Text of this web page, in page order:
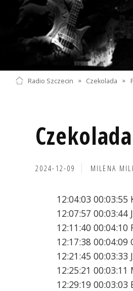
Radio Szczecin » Czekolada »
2024-12-09 MILENA
12:04:03 00:03:55
12:07:57 00:03:44
12:11:40 00:04:10
12:17:38 00:04:09
12:21:45 00:03:33
12:25:21 00:03:11
12:29:19 00:03:03